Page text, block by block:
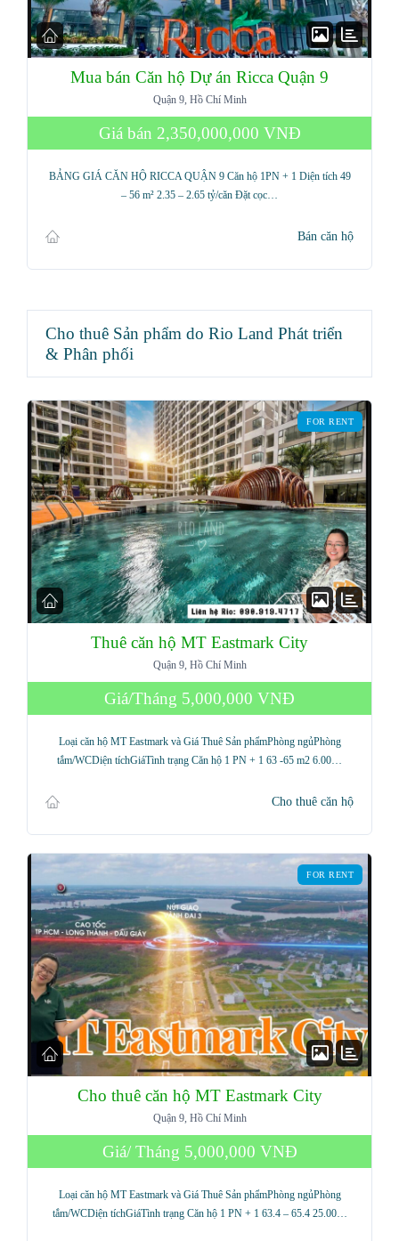
Mua bán Căn hộ Dự án Ricca Quận 9
Quận 9, Hồ Chí Minh
Giá bán 2,350,000,000 VNĐ
BẢNG GIÁ CĂN HỘ RICCA QUẬN 9 Căn hộ 1PN + 1 Diện tích 49
– 56 m² 2.35 – 2.65 tỷ/căn Đặt cọc…
Bán căn hộ
Cho thuê Sản phẩm do Rio Land Phát triển
& Phân phối
FOR RENT
Thuê căn hộ MT Eastmark City
Quận 9, Hồ Chí Minh
Giá/Tháng 5,000,000 VNĐ
Loại căn hộ MT Eastmark và Giá Thuê Sản phẩmPhòng ngủPhòng
tắm/WCDiện tíchGiáTình trạng Căn hộ 1 PN + 1 63 -65 m2 6.00…
Cho thuê căn hộ
FOR RENT
Cho thuê căn hộ MT Eastmark City
Quận 9, Hồ Chí Minh
Giá/ Tháng 5,000,000 VNĐ
Loại căn hộ MT Eastmark và Giá Thuê Sản phẩmPhòng ngủPhòng
tắm/WCDiện tíchGiáTình trạng Căn hộ 1 PN + 1 63.4 – 65.4 25.00…